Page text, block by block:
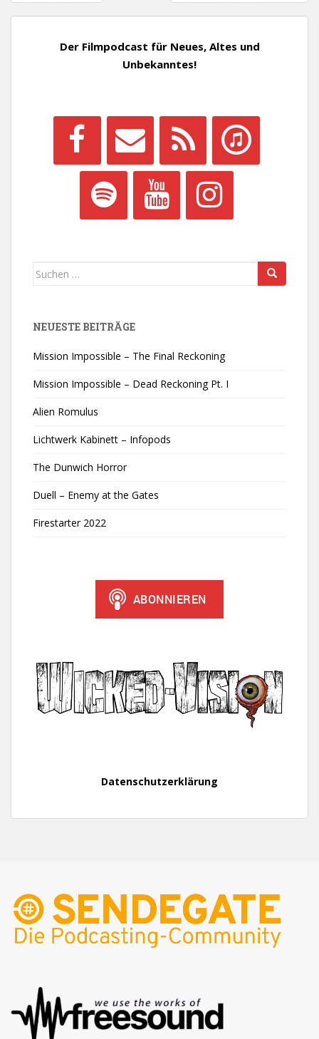
Der Filmpodcast für Neues, Altes und
Unbekanntes!
Suchen
NEUESTE BEITRÄGE
Mission Impossible – The Final Reckoning
Mission Impossible – Dead Reckoning Pt. I
Alien Romulus
Lichtwerk Kabinett – Infopods
The Dunwich Horror
Duell – Enemy at the Gates
Firestarter 2022
Datenschutzerklärung